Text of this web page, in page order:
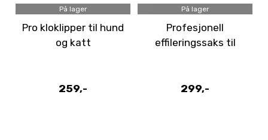
På lager
Pro kloklipper til hund
og katt
259,-
På lager
Profesjonell
effileringssaks til
299,-